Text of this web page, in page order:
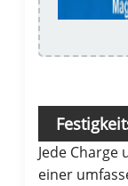
Jede Charge
einer